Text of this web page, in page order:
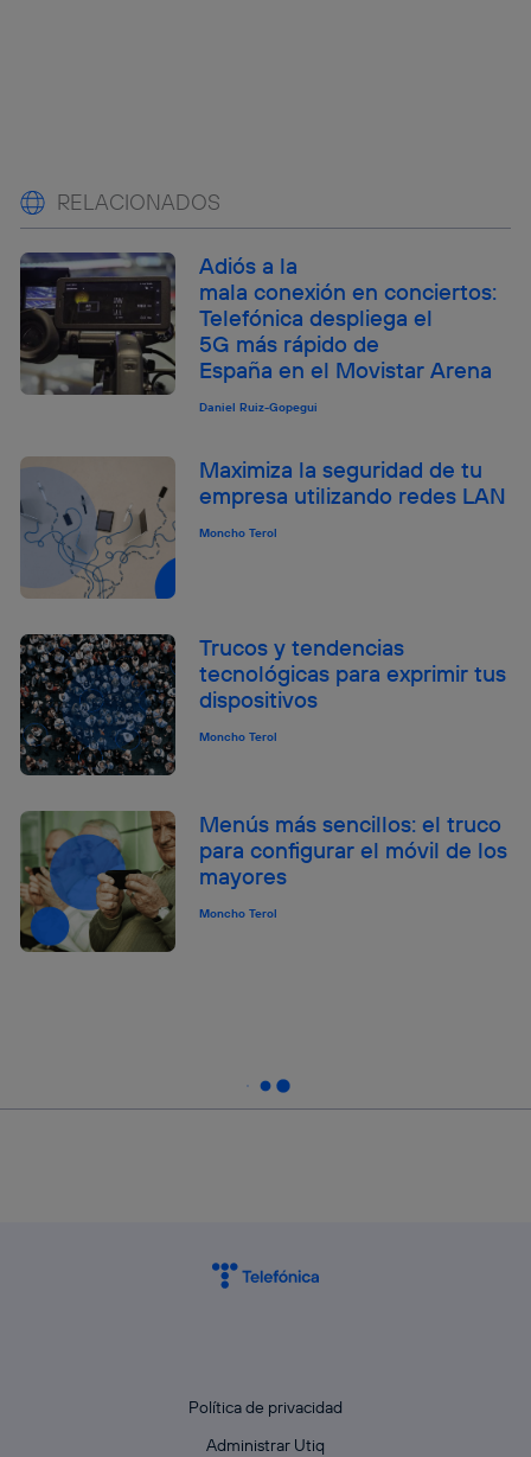
RELACIONADOS
Adiós a la
mala conexión en conciertos:
Telefónica despliega el
5G más rápido de
España en el Movistar Arena
Daniel Ruiz-Gopegui
Maximiza la seguridad de tu
empresa utilizando redes LAN
Moncho Terol
Trucos y tendencias
tecnológicas para exprimir tus
dispositivos
Moncho Terol
Menús más sencillos: el truco
para configurar el móvil de los
mayores
Moncho Terol
Política de privacidad
Administrar Utiq